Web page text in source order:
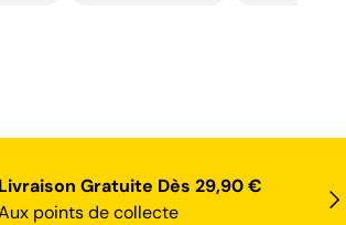
Livraison Gratuite Dès 29,90 €
points de collecte